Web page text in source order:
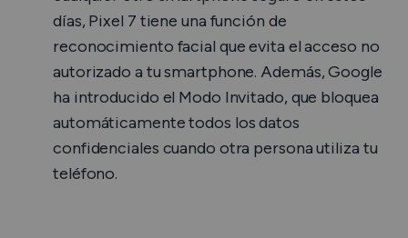
días, Pixel 7 tiene una función de
reconocimiento facial que evita el acceso no
autorizado a tu smartphone. Además, Google
ha introducido el Modo Invitado, que bloquea
automáticamente todos los datos
confidenciales cuando otra persona utiliza tu
teléfono.